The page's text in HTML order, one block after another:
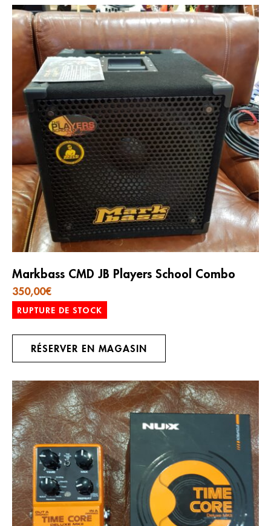
Markbass CMD JB Players School Combo
350,00€
RUPTURE DE STOCK
RÉSERVER EN MAGASIN